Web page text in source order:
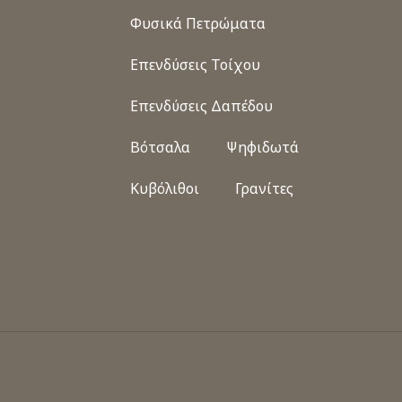
Φυσικά Πετρώματα
Επενδύσεις Τοίχου
Επενδύσεις Δαπέδου
Βότσαλα Ψηφιδωτά
Κυβόλιθοι Γρανίτες